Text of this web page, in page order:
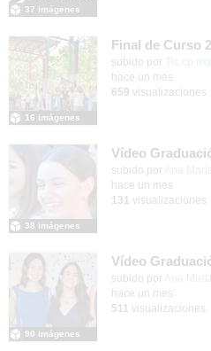
37 imágenes
subido por Tic cp
16 imágenes
hace un mes
659 visualizaciones
Vídeo
subido por Ana María
38 imágenes
hace un mes
131
visualizaciones
Vídeo
subido por Ana María
90 imágenes
hace un mes
511
visualizaciones